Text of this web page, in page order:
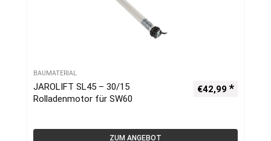
BAUMATERIAL
JAROLIFT SL45 – 30/15
Rolladenmotor für SW60
€42,99
ZUM ANGEBOT